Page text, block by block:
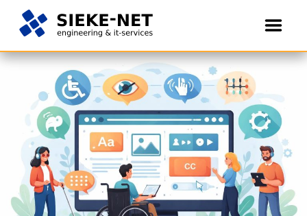
SpringeSIEKE-
engineering
services
Öffne